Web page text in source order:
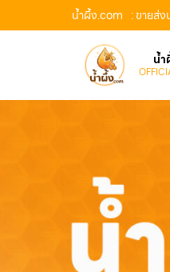
น้ำผึ้ง.com : ขายส่
น้